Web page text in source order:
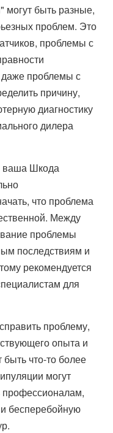
могут быть разные,
проблем. Это
проблемы с
даже проблемы с
причину,
диагностику
дилера
ваша Шкода
что проблема
Между
проблемы
последствиям и
рекомендуется
для
проблему,
опыта и
что-то более
могут
профессионалам,
бесперебойную